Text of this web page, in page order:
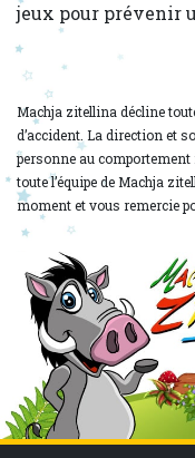
jeux pour prévenir
Machja zitellina décline
d’accident. La direction et
personne au
toute l’équipe de Machja
moment et vous remercie